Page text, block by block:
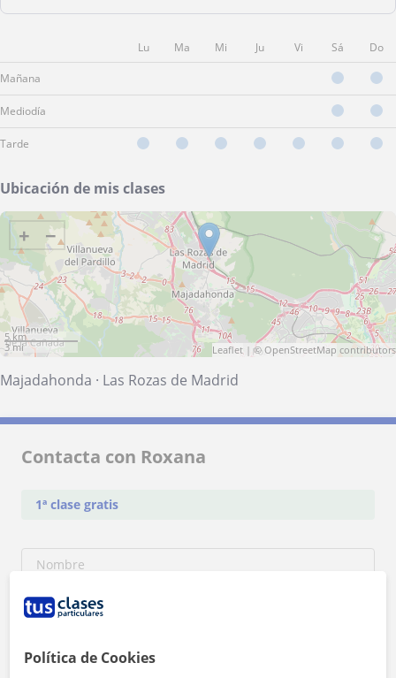
Lu Ma Mi Ju Vi Sá Do
Mañana
Mediodía
Tarde
Ubicación de mis clases
+ −
5 km
3 mi
Leaflet | ©OpenStreetMap contributors
Majadahonda · Las Rozas de Madrid
Contacta con Roxana
1ª clase gratis
Política de Cookies